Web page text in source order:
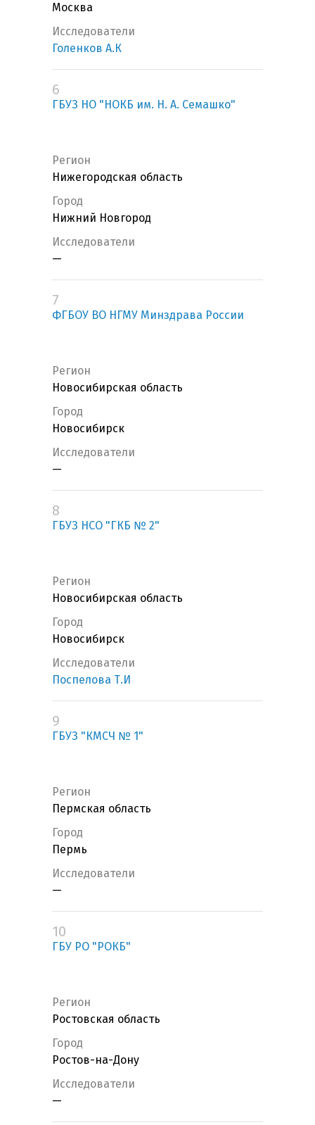
Москва
Исследователи
Голенков А.К
6
ГБУЗ НО "НОКБ им. Н. А. Семашко"
Регион
Нижегородская область
Город
Нижний Новгород
Исследователи
—
7
ФГБОУ ВО НГМУ Минздрава России
Регион
Новосибирская область
Город
Новосибирск
Исследователи
—
8
ГБУЗ НСО "ГКБ № 2"
Регион
Новосибирская область
Город
Новосибирск
Исследователи
Поспелова Т.И
9
ГБУЗ "КМСЧ № 1"
Регион
Пермская область
Город
Пермь
Исследователи
—
10
ГБУ РО "РОКБ"
Регион
Ростовская область
Город
Ростов-на-Дону
Исследователи
—